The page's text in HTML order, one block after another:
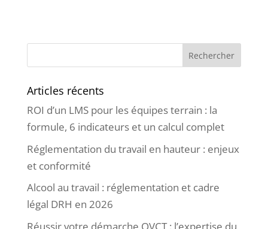
Articles récents
ROI d’un LMS pour les équipes terrain : la
formule, 6 indicateurs et un calcul complet
Réglementation du travail en hauteur : enjeux
et conformité
Alcool au travail : réglementation et cadre
légal DRH en 2026